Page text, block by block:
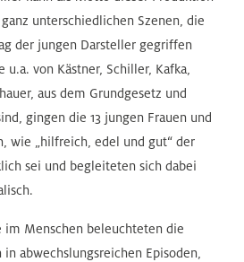
unterschiedlichen Szenen, die
der jungen Darsteller gegriffen
u.a. von Kästner, Schiller, Kafka,
aus dem Grundgesetz und
gingen die 13 jungen Frauen und
wie „hilfreich, edel und gut“ der
sei und begleiteten sich dabei
im Menschen beleuchteten die
abwechslungsreichen Episoden,